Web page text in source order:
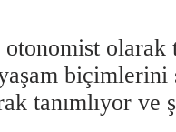
otonomist
biçimlerini
tanımlıyor ve